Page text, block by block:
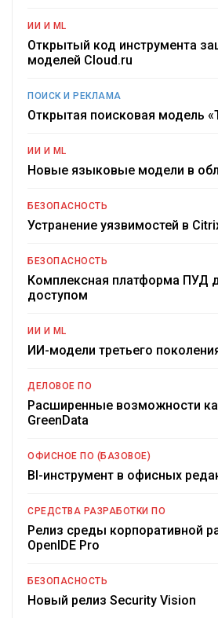
ИИ И ML
Открытый код инструмента
моделей Cloud.ru
ПОИСК И РЕКЛАМА
Открытая поисковая модель
ИИ И ML
Новые языковые модели в
БЕЗОПАСНОСТЬ
Устранение уязвимостей в
БЕЗОПАСНОСТЬ
Комплексная платформа ПУД
доступом
ИИ И ML
ИИ-модели третьего
ДЕЛОВОЕ ПО
Расширенные возможности
GreenData
ОФИСНОЕ ПО (БАЗОВОЕ)
BI-инструмент в офисных
СРЕДСТВА РАЗРАБОТКИ ПО
Релиз среды корпоративной
OpenIDE Pro
БЕЗОПАСНОСТЬ
Новый релиз Security Vision